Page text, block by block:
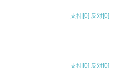
支持[0] 反对[0]
支持[0] 反对[0]